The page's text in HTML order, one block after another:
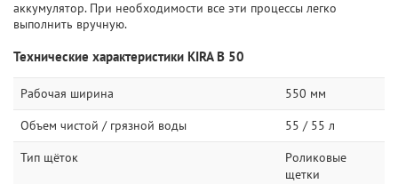
аккумулятор. При необходимости все эти процессы легко
выполнить вручную.
Технические характеристики KIRA B 50
Рабочая ширина
550 мм
Объем чистой / грязной воды
55 / 55 л
Тип щёток
Роликовые
щетки